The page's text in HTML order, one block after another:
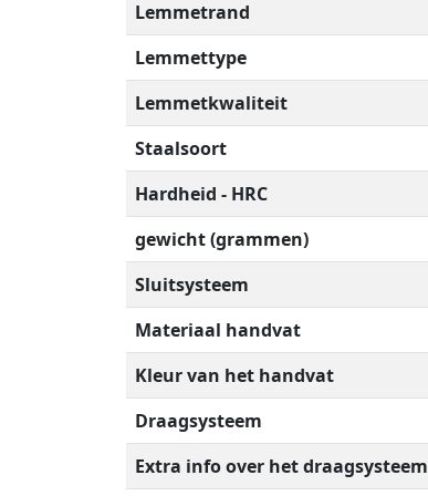
Lemmetrand
Lemmettype
Lemmetkwaliteit
Staalsoort
Hardheid - HRC
gewicht (grammen)
Sluitsysteem
Materiaal handvat
Kleur van het handvat
Draagsysteem
Extra info over het draagsysteem